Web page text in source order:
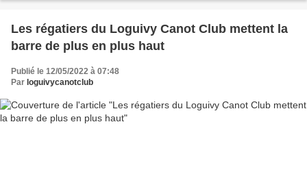
Les régatiers du Loguivy Canot Club mettent la
barre de plus en plus haut
Publié le 12/05/2022 à 07:48
Par loguivycanotclub